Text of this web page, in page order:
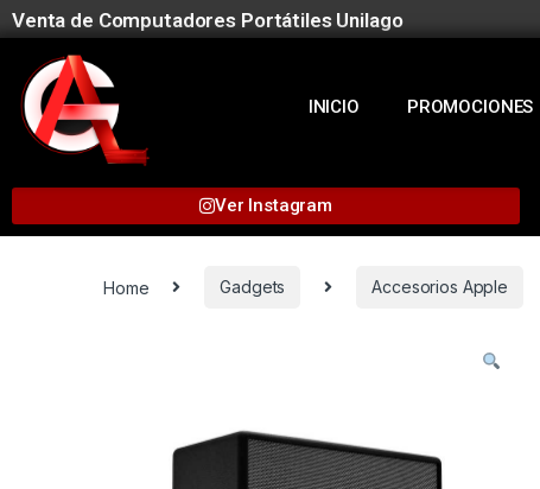
Venta de Computadores Portátiles Unilago
INICIO PROMOCIONES
Ver Instagram
Home Gadgets Accesorios Apple